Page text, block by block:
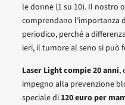
le donne (1 su 10). Il nostro
comprendano l’importanza
periodico, perché a
ieri, il tumore al seno si può
Laser Light compie 20 anni,
impegno alla prevenzione
speciale di 120 euro per